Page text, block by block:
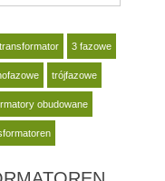
3 fazowe
trójfazowe
obudowane